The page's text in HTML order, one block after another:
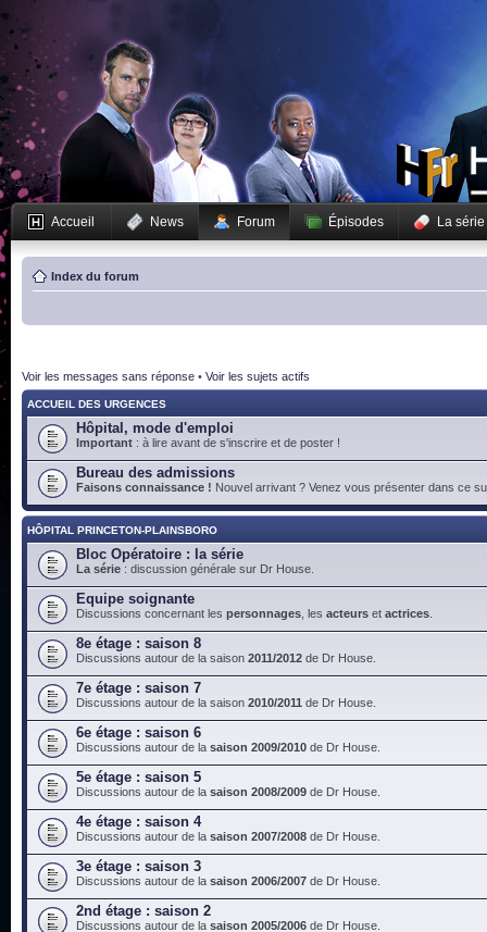
Accueil News Forum Épisodes La série
Index du forum
Voir les messages sans réponse • Voir les sujets actifs
ACCUEIL DES URGENCES
Hôpital, mode d'emploi
Important : à lire avant de s'inscrire et de poster !
Bureau des admissions
Faisons connaissance ! Nouvel arrivant ? Venez vous présenter dans ce
HÔPITAL PRINCETON-PLAINSBORO
Bloc Opératoire : la série
La série : discussion générale sur Dr House.
Equipe soignante
Discussions concernant les personnages , les acteurs et actrices
8e étage : saison 8
Discussions autour de la saison 2011/2012 de Dr House.
7e étage : saison 7
Discussions autour de la saison 2010/2011 de Dr House.
6e étage : saison 6
Discussions autour de la saison 2009/2010 de Dr House.
5e étage : saison 5
Discussions autour de la saison 2008/2009 de Dr House.
4e étage : saison 4
Discussions autour de la saison 2007/2008 de Dr House.
3e étage : saison 3
Discussions autour de la saison 2006/2007 de Dr House.
2nd étage : saison 2
Discussions autour de la saison 2005/2006 de Dr House.